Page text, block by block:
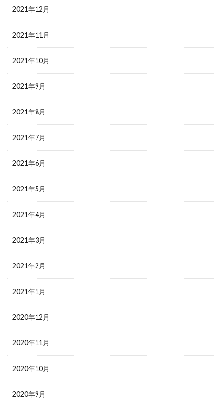
2021年12月
2021年11月
2021年10月
2021年9月
2021年8月
2021年7月
2021年6月
2021年5月
2021年4月
2021年3月
2021年2月
2021年1月
2020年12月
2020年11月
2020年10月
2020年9月